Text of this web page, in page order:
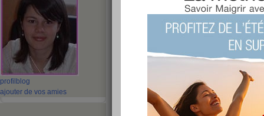
profil blog
ajouter de vos amies
Blog de
mon blog